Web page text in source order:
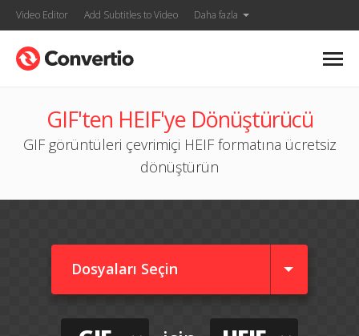
Video Editor Add Subtitles to Video Daha fazla
GIF'ten HEIF'ye Dönüştürücü
GIF görüntüleri çevrimiçi HEIF formatına ücretsiz
dönüştürün
Dosyaları Seçin